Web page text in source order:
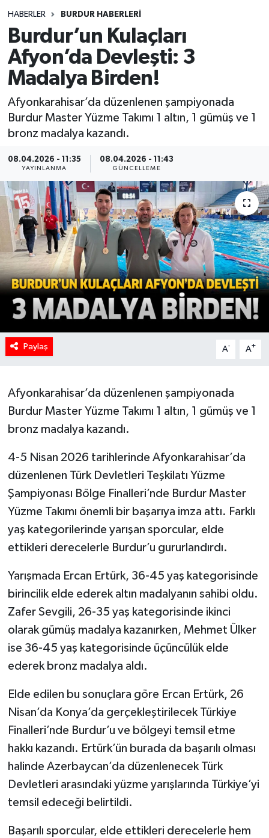
HABERLER BURDUR HABERLERİ
Burdur’un Kulaçları
Afyon’da Devleşti: 3
Madalya Birden!
Afyonkarahisar’da düzenlenen şampiyonada
Burdur Master Yüzme Takımı 1 altın, 1 gümüş ve 1
bronz madalya kazandı.
08.04.2026 - 11:35
YAYINLANMA
08.04.2026 - 11:43
GÜNCELLEME
Paylaş A- A+
Afyonkarahisar’da düzenlenen şampiyonada
Burdur Master Yüzme Takımı 1 altın, 1 gümüş ve 1
bronz madalya kazandı.
4-5 Nisan 2026 tarihlerinde Afyonkarahisar’da
düzenlenen Türk Devletleri Teşkilatı Yüzme
Şampiyonası Bölge Finalleri’nde Burdur Master
Yüzme Takımı önemli bir başarıya imza attı. Farklı
yaş kategorilerinde yarışan sporcular, elde
ettikleri derecelerle Burdur’u gururlandırdı.
Yarışmada Ercan Ertürk, 36-45 yaş kategorisinde
birincilik elde ederek altın madalyanın sahibi oldu.
Zafer Sevgili, 26-35 yaş kategorisinde ikinci
olarak gümüş madalya kazanırken, Mehmet Ülker
ise 36-45 yaş kategorisinde üçüncülük elde
ederek bronz madalya aldı.
Elde edilen bu sonuçlara göre Ercan Ertürk, 26
Nisan’da Konya’da gerçekleştirilecek Türkiye
Finalleri’nde Burdur’u ve bölgeyi temsil etme
hakkı kazandı. Ertürk’ün burada da başarılı olması
halinde Azerbaycan’da düzenlenecek Türk
Devletleri arasındaki yüzme yarışlarında Türkiye’yi
temsil edeceği belirtildi.
Başarılı sporcular, elde ettikleri derecelerle hem
Spor
Tebrik
Türkiye